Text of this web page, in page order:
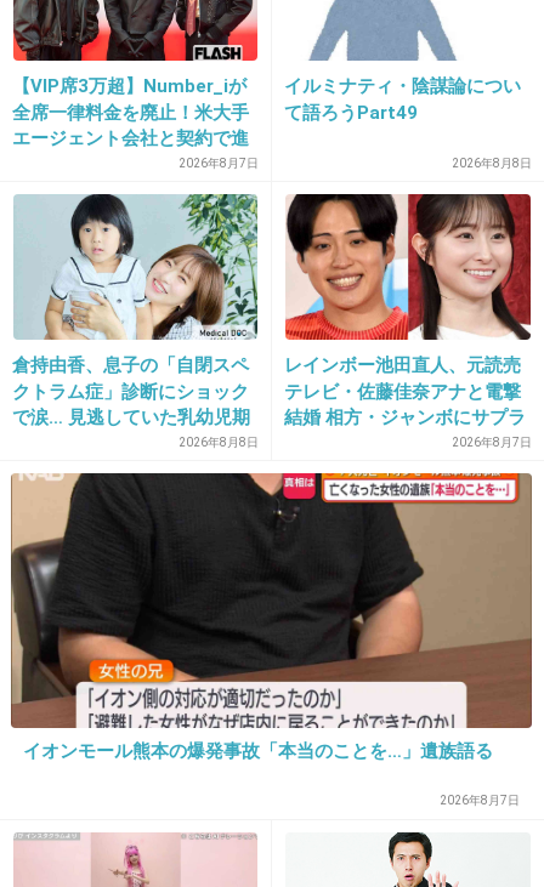
をみせりゃいいじゃん
1件の返信
+38
2026/06/03(水) 15:19:57
いやいや、基本は中立性、中立的なものでない
とダメでしょう
へんな政治色を子どものうちから教えるなんて
宗教虐待と同じレベルでヤバいことなのに
議員やってるなら、まずはそこきちんと理解し
+31 -1
21. 匿名
>>19
靖国行くなんて言ったら顔から火吹いて怒りそ
うｗ
【VIP席3万超】Number_iが
全席一律料金を廃止！米大手
エージェント会社と契約で進
2026年8月7日
イルミナティ・陰謀論につい
て語ろうPart49
2026年8月8日
倉持由香、息子の「自閉スペ
クトラム症」診断にショック
で涙… 見逃していた乳幼児期
2026年8月8日
レインボー池田直人、元読売
テレビ・佐藤佳奈アナと電撃
結婚 相方・ジャンボにサプラ
2026年8月7日
イオンモール熊本の爆発事故「本当のことを…」遺族語る
2026年8月7日